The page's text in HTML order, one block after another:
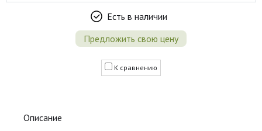
Есть в наличии
Предложить свою цену
К сравнению
Описание